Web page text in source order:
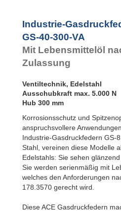
Industrie-
GS-40-300-VA
Mit Lebensmittelöl
Zulassung
Ventiltechnik, Edelstahl
Ausschubkraft max. 5.000 N
Hub 300 mm
Korrosionsschutz und
anspruchsvollere
Industrie-Gasdruckfedern GS-
Stahl, vereinen diese Modelle
Edelstahls: Sie sehen
Sie werden serienmäßig mit
welches den Anforderungen
178.3570 gerecht wird.
Diese ACE Gasdruckfedern